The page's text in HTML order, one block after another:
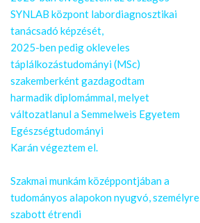
SYNLAB központ labordiagnosztikai
tanácsadó képzését,
2025-ben pedig okleveles
táplálkozástudományi (MSc)
szakemberként gazdagodtam
harmadik diplomámmal, melyet
változatlanul a Semmelweis Egyetem
Egészségtudományi
Karán végeztem el.
Szakmai munkám középpontjában a
tudományos alapokon nyugvó, személyre
szabott étrendi